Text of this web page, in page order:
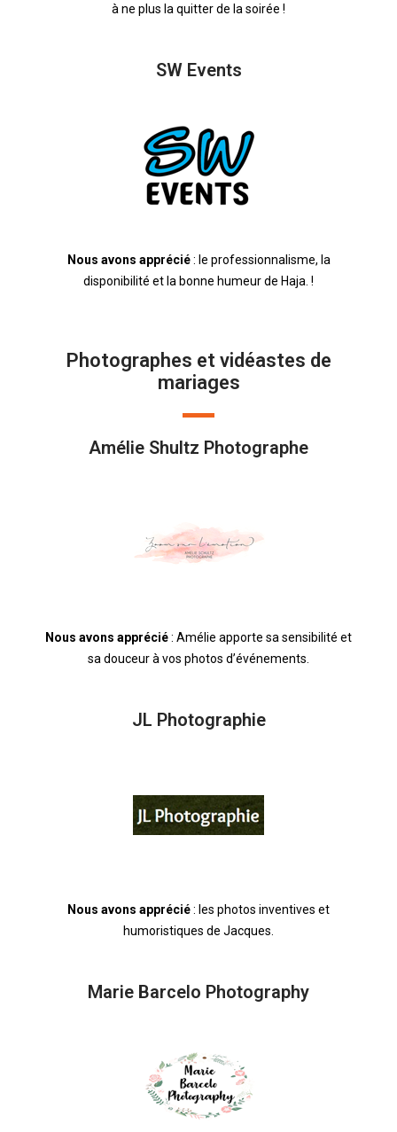
à ne plus la quitter de la soirée !
SW Events
Nous avons apprécié: le professionnalisme, la
disponibilité et la bonne humeur de Haja. !
Photographes et vidéastes de
mariages
Amélie Shultz Photographe
Nous avons apprécié: Amélie apporte sa sensibilité et
sa douceur à vos photos d’événements.
JL Photographie
Nous avons apprécié: les photos inventives et
humoristiques de Jacques.
Marie Barcelo Photography